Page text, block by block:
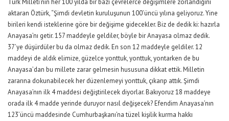
Türk Milleti’nin her 100 yılda bir bazı çevrelerce değişimlere zorlandığını
aktaran Öztürk, “Şimdi devletin kuruluşunun 100’üncü yılına geliyoruz. Yine
birileri kendi isteklerine göre bir değişime gidecekler. Biz de dedik ki: hazırla
Anayasa’nı getir. 157 maddeyle geldiler, böyle bir Anayasa olmaz dedik.
37’ye düşürdüler bu da olmaz dedik. En son 12 maddeyle geldiler. 12
maddeyi de aldık elimize, güzelce yonttuk, yonttuk, yontarken de bu
Anayasa’dan bu millete zarar gelmesin hususuna dikkat ettik. Milletin
zararına dokunabilecek her düzenlemeyi yonttuk, çıkarıp attık. Şimdi
Anayasa’nın ilk 4 maddesi değiştirilecek diyorlar. Bakıyoruz 18 maddeye
orada ilk 4 madde yerinde duruyor nasıl değişecek? Efendim Anayasa’nın
123’üncü maddesinde Cumhurbaşkanı’na tüzel kişilik kurma hakkı